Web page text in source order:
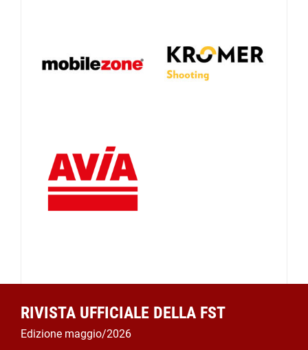
RIVISTA UFFICIALE DELLA FST
Edizione maggio/2026